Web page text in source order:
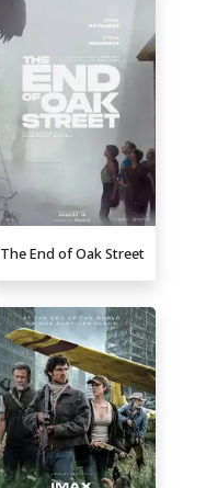
The End of Oak Street